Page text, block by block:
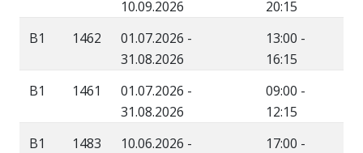
10.09.2026
20:15
B1
1462
01.07.2026 -
31.08.2026
13:00 -
16:15
B1
1461
01.07.2026 -
31.08.2026
09:00 -
12:15
B1
1483
10.06.2026 -
17:00 -